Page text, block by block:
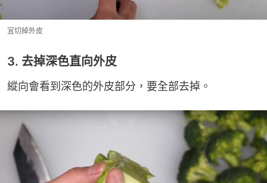
宜切掉外皮
3. 去掉深色直向外皮
縱向會看到深色的外皮部分，要全部去掉。